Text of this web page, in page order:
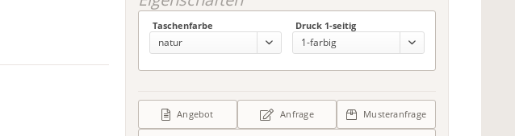
Taschenfarbe Druck 1-seitig
Angebot Anfrage Musteranfrage